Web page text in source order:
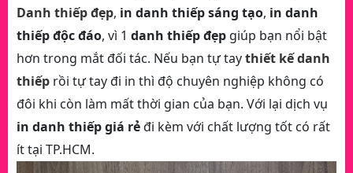
Danh thiếp đẹp, in danh thiếp sáng tạo, in danh
thiếp độc đáo, vì 1 danh thiếp đẹp giúp bạn nổi bật
hơn trong mắt đối tác. Nếu bạn tự taythiết kế danh
thiếp rồi tự tay đi in thì độ chuyên nghiệp không có
đôi khi còn làm mất thời gian của bạn. Với lại dịch vụ
in danh thiếp giá rẻđi kèm với chất lượng tốt có rất
ít tại TP.HCM.